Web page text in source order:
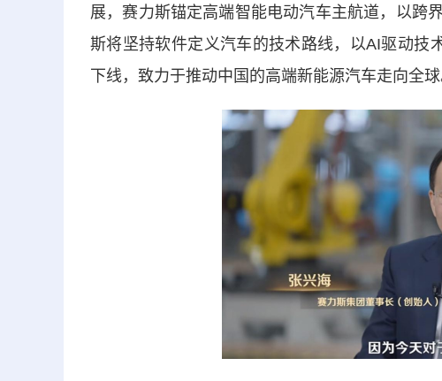
展，赛力斯锚定高端智能电动汽车主航道，以跨
斯将坚持软件定义汽车的技术路线，以AI驱动技
下线，致力于推动中国的高端新能源汽车走向全球